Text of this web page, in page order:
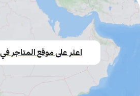
اعثر على موقع المتاجر